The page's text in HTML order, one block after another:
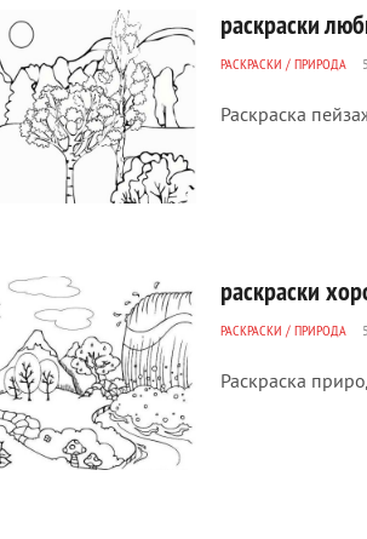
раскраски
РАСКРАСКИ / ПРИРОДА
Раскраска
раскраски
РАСКРАСКИ / ПРИРОДА
Раскраска